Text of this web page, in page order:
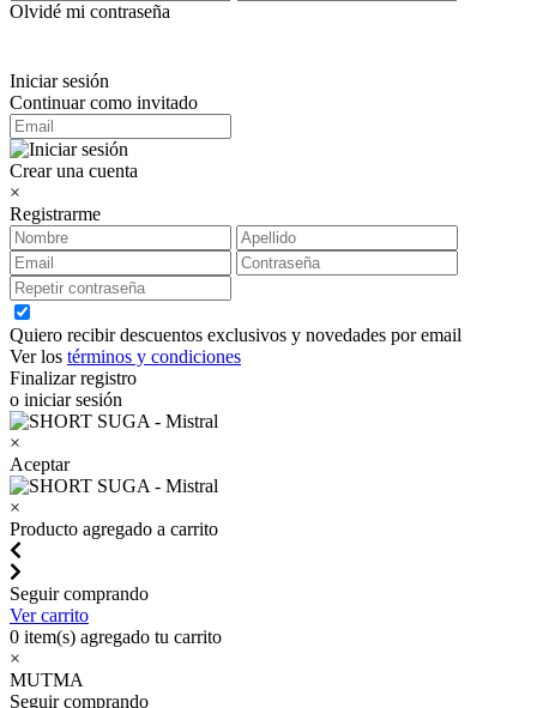
Olvidé mi contraseña
Iniciar sesión
Continuar como invitado
Crear una cuenta
×
Registrarme
Quiero recibir descuentos exclusivos y novedades por email
Ver los términos y condiciones
Finalizar registro
o iniciar sesión
×
Aceptar
×
Producto agregado a carrito
Seguir comprando
Ver carrito
0 item(s) agregado tu carrito
×
MUTMA
Seguir comprando